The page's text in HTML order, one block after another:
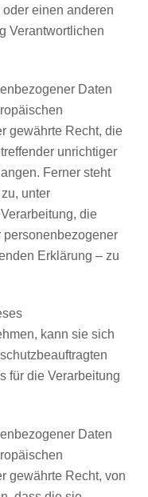
einen anderen
Verantwortlichen
Daten
gewährte Recht, die
unrichtiger
Ferner steht
unter
die
Erklärung – zu
kann sie sich
für die Verarbeitung
Daten
gewährte Recht, von